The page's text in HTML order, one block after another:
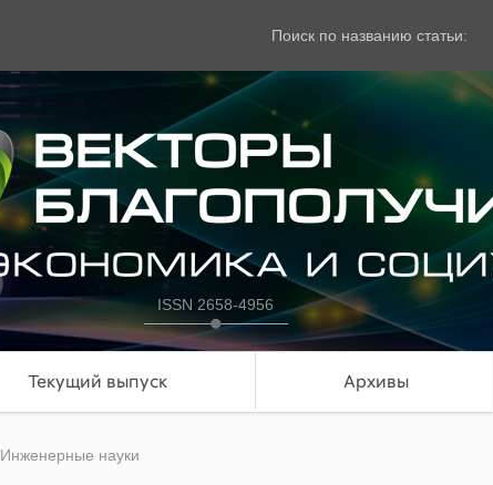
Поиск по названию статьи:
ISSN 2658-4956
Текущий выпуск Архивы
Инженерные науки